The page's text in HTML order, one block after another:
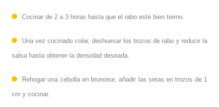
Cocinar de 2 a 3 horas hasta que el rabo esté bien tierno.
Una vez cocinado colar, deshuesar los trozos de rabo y reducir la
salsa hasta obtener la densidad deseada.
Rehogar una cebolla en brunoise, añadir las setas en trozos de 1
cm y cocinar.